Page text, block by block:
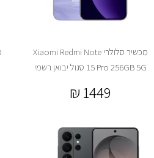
מכשיר סלולרי Xiaomi Redmi Note
15 Pro 256GB 5G סגול יבואן רשמי
₪ 1449